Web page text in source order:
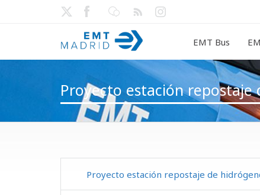
EMT Bus
Proyecto estación repostaje
Proyecto estación repostaje de